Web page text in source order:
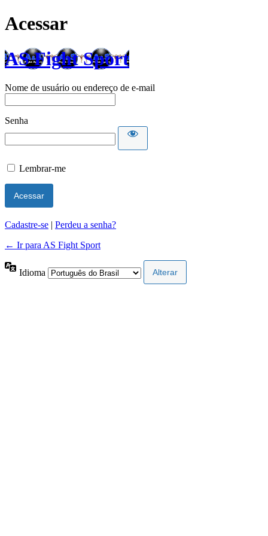
Acessar
AS Fight Sport
Nome de usuário ou endereço de e-mail
Senha
Lembrar-me
Cadastre-se | Perdeu a senha?
← Ir para AS Fight Sport
Idioma